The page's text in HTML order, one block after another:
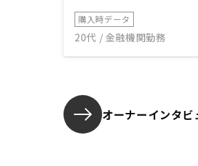
購入時データ
20代 / 金融機関勤務
オーナーインタビ